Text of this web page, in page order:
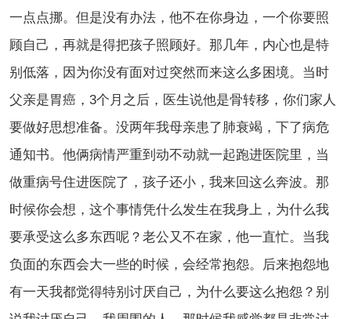
一点点挪。但是没有办法，他不在你身边，一个你要照
顾自己，再就是得把孩子照顾好。那几年，内心也是特
别低落，因为你没有面对过突然而来这么多困境。当时
父亲是胃癌，3个月之后，医生说他是骨转移，你们家人
要做好思想准备。没两年我母亲患了肺衰竭，下了病危
通知书。他俩病情严重到动不动就一起跑进医院里，当
做重病号住进医院了，孩子还小，我来回这么奔波。那
时候你会想，这个事情凭什么发生在我身上，为什么我
要承受这么多东西呢？老公又不在家，他一直忙。当我
负面的东西会大一些的时候，会经常抱怨。后来抱怨地
有一天我都觉得特别讨厌自己，为什么要这么抱怨？别